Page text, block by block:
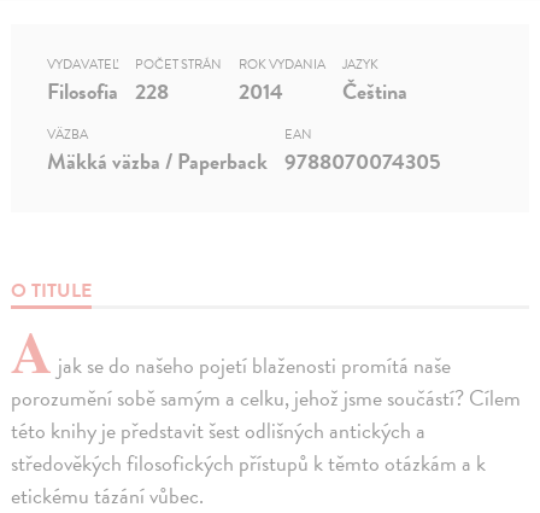
O TITULE
A jak se do našeho pojetí blaženosti promítá naše
porozumění sobě samým a celku, jehož jsme součástí? Cílem
této knihy je představit šest odlišných antických a
středověkých filosofických přístupů k těmto otázkám a k
etickému tázání vůbec.
VYDAVATEĽ
Filosofia
POČET STRÁN
228
ROK VYDANIA
2014
JAZYK
Čeština
VÄZBA
Mäkká väzba / Paperback
EAN
9788070074305